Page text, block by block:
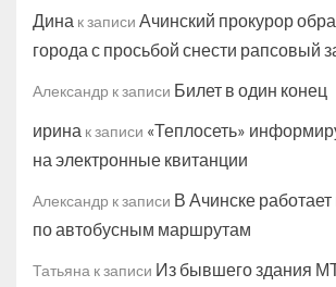
Дина к записи Ачинский прокурор
города с просьбой снести рапсовый
Александр к записи Билет в один конец
ирина к записи «Теплосеть»
на электронные квитанции
Александр к записи В Ачинске
по автобусным маршрутам
Татьяна к записи Из бывшего здания